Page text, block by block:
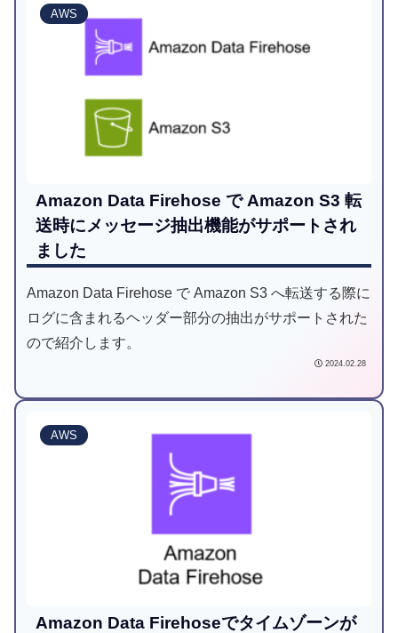
AWS
Amazon Data Firehose で Amazon S3 転
送時にメッセージ抽出機能がサポートされ
ました
Amazon Data Firehose で Amazon S3 へ転送する際に
ログに含まれるヘッダー部分の抽出がサポートされた
ので紹介します。
2024.02.28
AWS
Amazon Data Firehoseでタイムゾーンが